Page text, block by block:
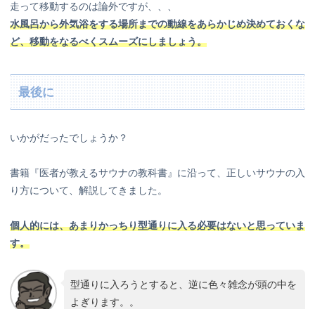
走って移動するのは論外ですが、、、
水風呂から外気浴をする場所までの動線をあらかじめ決めておくな
ど、移動をなるべくスムーズにしましょう。
最後に
いかがだったでしょうか？
書籍『医者が教えるサウナの教科書』に沿って、正しいサウナの入
り方について、解説してきました。
個人的には、あまりかっちり型通りに入る必要はないと思っていま
す。
型通りに入ろうとすると、逆に色々雑念が頭の中を
よぎります。。